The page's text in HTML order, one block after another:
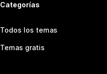
Categorías
Todos los temas
Temas gratis